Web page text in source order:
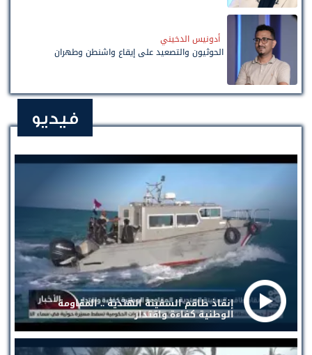
أدونيس الدخيني
الحوثيون والتصعيد على إيقاع واشنطن وطهران
فيديو
إنقاذ طاقم السفينة الهندية .. المقاومة
الوطنية كفاءة واقتدار